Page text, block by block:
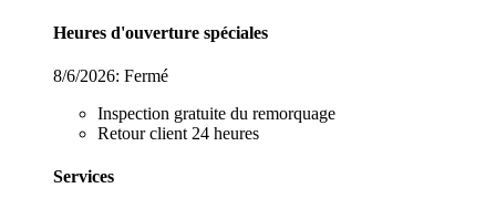
Heures d'ouverture spéciales
8/6/2026: Fermé
Inspection gratuite du remorquage
Retour client 24 heures
Services